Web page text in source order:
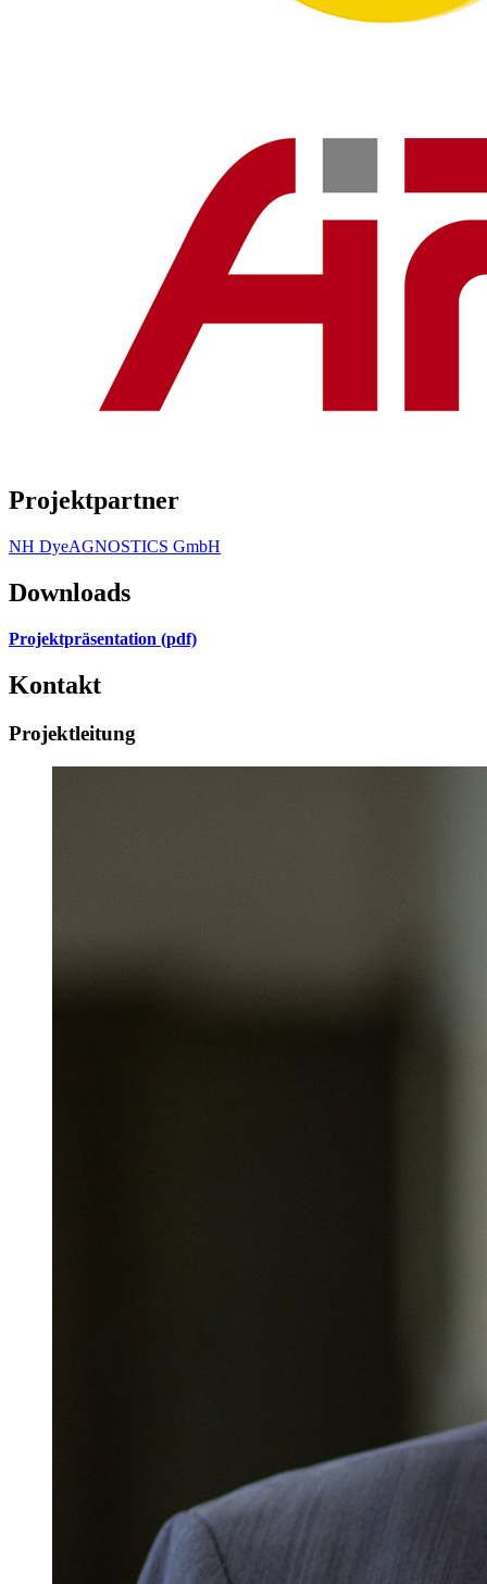
Projektpartner
NH DyeAGNOSTICS GmbH
Downloads
Projektpräsentation (pdf)
Kontakt
Projektleitung